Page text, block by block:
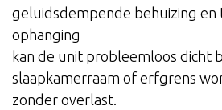
geluidsdempende behuizing en
ophanging
kan de unit probleemloos dicht
slaapkamerraam of erfgrens
zonder overlast.